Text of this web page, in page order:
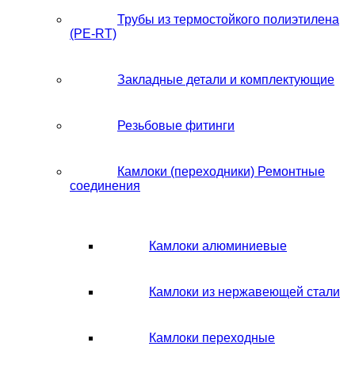
Трубы из термостойкого полиэтилена
(PE-RT)
Закладные детали и комплектующие
Резьбовые фитинги
Камлоки (переходники) Ремонтные
соединения
Камлоки алюминиевые
Камлоки из нержавеющей стали
Камлоки переходные